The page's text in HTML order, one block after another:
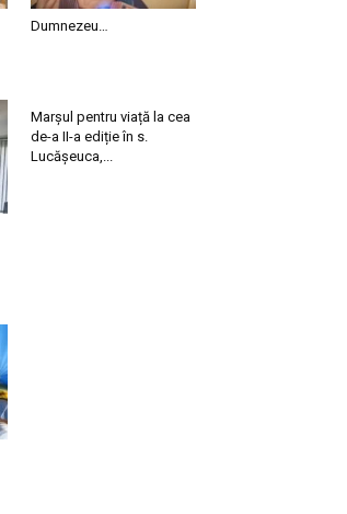
Dumnezeu…
Marșul pentru viață la cea
de-a II-a ediție în s.
Lucășeuca,...